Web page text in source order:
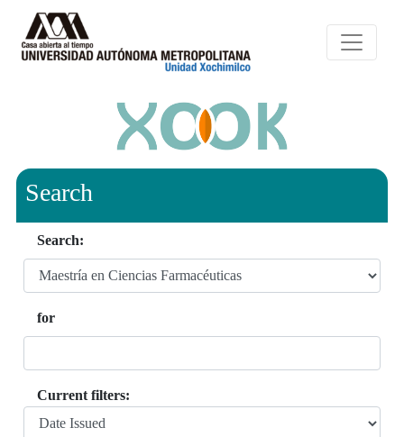
Search
Search:
for
Current filters: